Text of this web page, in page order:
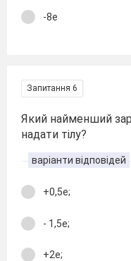
-8е
Запитання 6
Який найменший
надати тілу?
варіанти відповідей
+0,5е;
- 1,5е;
+2е;